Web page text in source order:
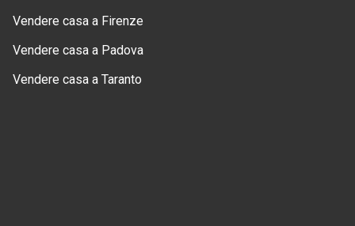
Vendere casa a Firenze
Vendere casa a Padova
Vendere casa a Taranto